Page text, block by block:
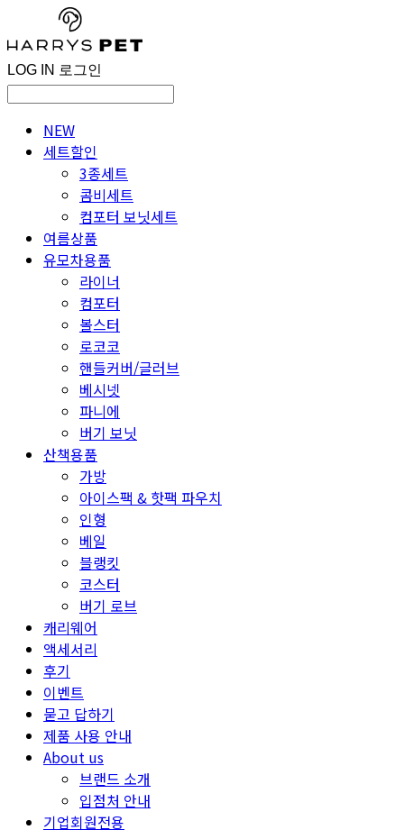
LOG IN 로그인
NEW
세트할인
3종세트
콤비세트
컴포터 보닛세트
여름상품
유모차용품
라이너
컴포터
볼스터
로코코
핸들커버/글러브
베시넷
파니에
버기 보닛
산책용품
가방
아이스팩 & 핫팩 파우치
인형
베일
블랭킷
코스터
버기 로브
캐리웨어
액세서리
후기
이벤트
묻고 답하기
제품 사용 안내
About us
브랜드 소개
입점처 안내
기업회원전용